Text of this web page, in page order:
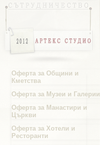
Област Русе
Област Силистра
Оферта за Общини и
Кметства
Оферта за Музеи и Галерии
Оферта за Манастири и
Църкви
Оферта за Хотели и
Ресторанти